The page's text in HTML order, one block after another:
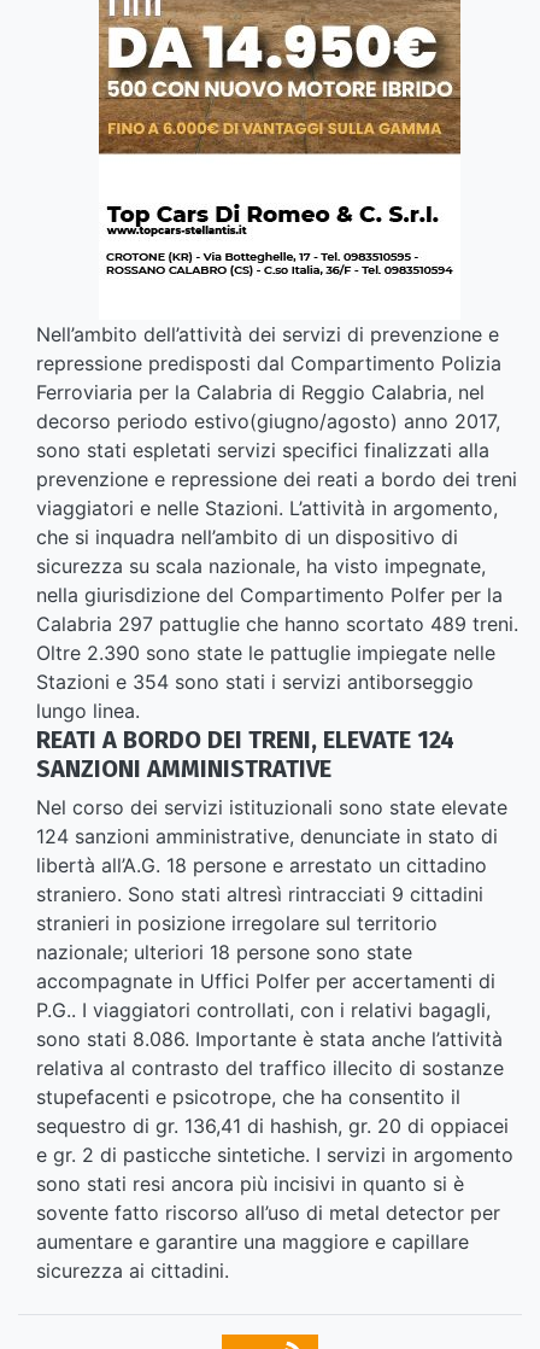
Nell’ambito dell’attività dei servizi di prevenzione e
repressione predisposti dal Compartimento Polizia
Ferroviaria per la Calabria di Reggio Calabria, nel
decorso periodo estivo(giugno/agosto) anno 2017,
sono stati espletati servizi specifici finalizzati alla
prevenzione e repressione dei reati a bordo dei treni
viaggiatori e nelle Stazioni. L’attività in argomento,
che si inquadra nell’ambito di un dispositivo di
sicurezza su scala nazionale, ha visto impegnate,
nella giurisdizione del Compartimento Polfer per la
Calabria 297 pattuglie che hanno scortato 489 treni.
Oltre 2.390 sono state le pattuglie impiegate nelle
Stazioni e 354 sono stati i servizi antiborseggio
lungo linea.
REATI A BORDO DEI TRENI, ELEVATE 124
SANZIONI AMMINISTRATIVE
Nel corso dei servizi istituzionali sono state elevate
124 sanzioni amministrative, denunciate in stato di
libertà all’A.G. 18 persone e arrestato un cittadino
straniero. Sono stati altresì rintracciati 9 cittadini
stranieri in posizione irregolare sul territorio
nazionale; ulteriori 18 persone sono state
accompagnate in Uffici Polfer per accertamenti di
P.G.. I viaggiatori controllati, con i relativi bagagli,
sono stati 8.086. Importante è stata anche l’attività
relativa al contrasto del traffico illecito di sostanze
stupefacenti e psicotrope, che ha consentito il
sequestro di gr. 136,41 di hashish, gr. 20 di oppiacei
e gr. 2 di pasticche sintetiche. I servizi in argomento
sono stati resi ancora più incisivi in quanto si è
sovente fatto riscorso all’uso di metal detector per
aumentare e garantire una maggiore e capillare
sicurezza ai cittadini.